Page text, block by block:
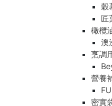
穀
匠
橄欖
澳
烹調
營養
密實